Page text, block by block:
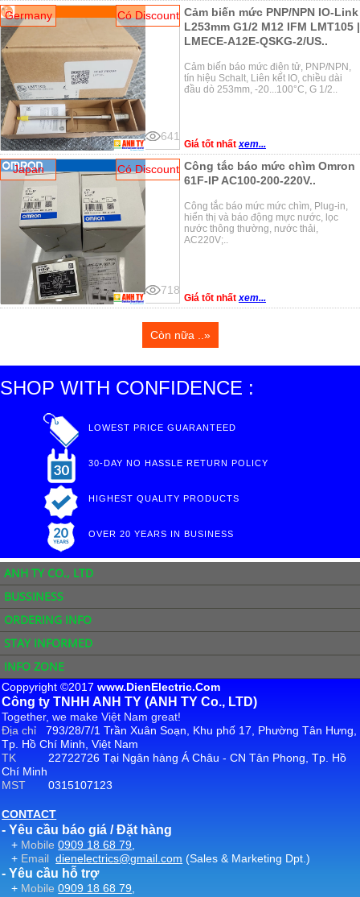
Germany Có Discount
641
Cảm biến mức PNP/NPN IO-Link
L253mm G1/2 M12 IFM LMT105 |
LMECE-A12E-QSKG-2/US..
Cảm biến báo mức điện tử, PNP/NPN,
tín hiệu Schalt, Liên kết IO, chiều dài
đầu dò 253mm, -20...100°C, G 1/2..
Giá tốt nhấtxem...
Japan Có Discount
718
Công tắc báo mức chìm Omron
61F-IP AC100-200-220V..
Công tắc báo mức mức chìm, Plug-in,
hiển thị và báo động mực nước, lọc
nước thông thường, nước thải,
AC220V;..
Giá tốt nhấtxem...
Còn nữa ..»
SHOP WITH CONFIDENCE :
LOWEST PRICE GUARANTEED
30-DAY NO HASSLE RETURN POLICY
HIGHEST QUALITY PRODUCTS
OVER 20 YEARS IN BUSINESS
ANH TY CO., LTD
BUSSINESS
ORDERING INFO
STAY INFORMED
INFO ZONE
Coppyright ©2017www.DienElectric.Com
Công ty TNHH ANH TY (ANH TY Co., LTD)
Together, we make Việt Nam great!
Địa chỉ793/28/7/1 Trần Xuân Soạn, Khu phố 17, Phường Tân Hưng,
Tp. Hồ Chí Minh, Việt Nam
TK22722726 Tại Ngân hàng Á Châu - CN Tân Phong, Tp. Hồ
Chí Minh
MST0315107123
CONTACT
- Yêu cầu báo giá / Đặt hàng
+ Mobile 0909 18 68 79,
+ Email dienelectrics@gmail.com (Sales & Marketing Dpt.)
- Yêu cầu hỗ trợ
+ Mobile 0909 18 68 79,